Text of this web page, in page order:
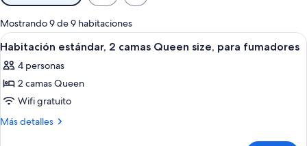
disponibles
para
las
habitaciones
Mostrando 9 de 9 habitaciones
Abrir
todas
las
fotos
de
Habitación
Habitación de hotel con dos camas,
35
Habitación estándar, 2 camas Queen size, para fumadores
4 personas
2 camas Queen
Wifi gratuito
Más detalles
Más